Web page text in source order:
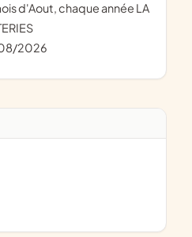
d'Aout, chaque année LA
2026